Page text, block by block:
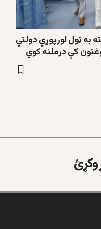
ټول لوړپوړي دولتي
کې درملنه کوي
وکړئ